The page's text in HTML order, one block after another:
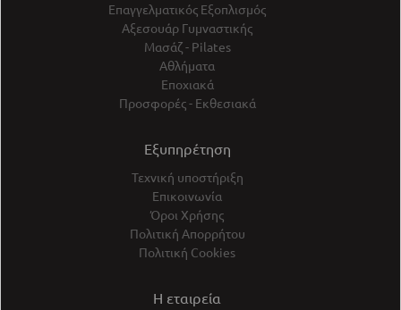
Επαγγελματικός Εξοπλισμός
Αξεσουάρ Γυμναστικής
Μασάζ - Pilates
Αθλήματα
Εποχιακά
Προσφορές - Εκθεσιακά
Εξυπηρέτηση
Τεχνική υποστήριξη
Επικοινωνία
Όροι Χρήσης
Πολιτική Απορρήτου
Πολιτική Cookies
Η εταιρεία